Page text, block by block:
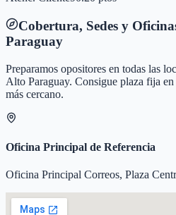
Cobertura, Sedes y
Paraguay
Preparamos opositores en todas las
Alto Paraguay. Consigue plaza fija
más cercano.
Oficina Principal de Referencia
Oficina Principal Correos, Plaza